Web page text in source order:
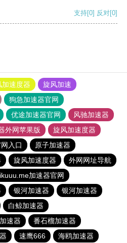
支持[0] 反对[0]
加速度器
旋风加速
狗急加速器官网
优途加速器官网
风驰加速器
外网苹果版
旋风加速度器
入口
原子加速器
旋风加速度器
外网网址导航
ikuuu.me加速器官网
银河加速器
银河加速器
白鲸加速器
速器
番石榴加速器
速鹰666 海鸥加速器